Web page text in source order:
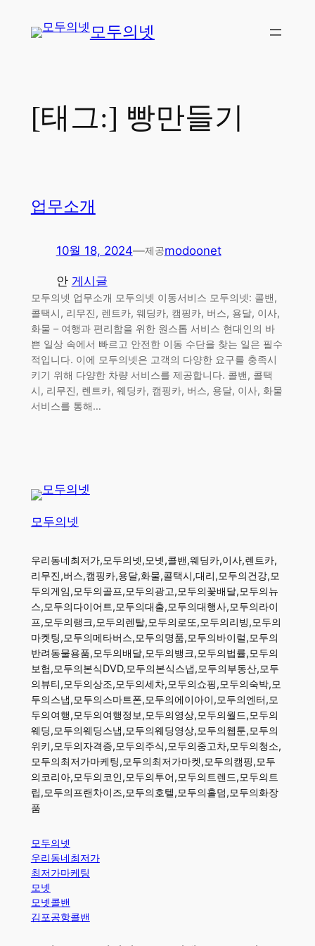
모두의넷
[태그:] 빵만들기
업무소개
10월 18, 2024—제공modoonet
안 게시글
모두의넷 업무소개 모두의넷 이동서비스 모두의넷: 콜밴,
콜택시, 리무진, 렌트카, 웨딩카, 캠핑카, 버스, 용달, 이사,
화물 – 여행과 편리함을 위한 원스톱 서비스 현대인의 바
쁜 일상 속에서 빠르고 안전한 이동 수단을 찾는 일은 필수
적입니다. 이에 모두의넷은 고객의 다양한 요구를 충족시
키기 위해 다양한 차량 서비스를 제공합니다. 콜밴, 콜택
시, 리무진, 렌트카, 웨딩카, 캠핑카, 버스, 용달, 이사, 화물
서비스를 통해…
모두의넷
우리동네최저가,모두의넷,모넷,콜밴,웨딩카,이사,렌트카,
리무진,버스,캠핑카,용달,화물,콜택시,대리,모두의건강,모
두의게임,모두의골프,모두의광고,모두의꽃배달,모두의뉴
스,모두의다이어트,모두의대출,모두의대행사,모두의라이
프,모두의랭크,모두의렌탈,모두의로또,모두의리빙,모두의
마켓팅,모두의메타버스,모두의명품,모두의바이럴,모두의
반려동물용품,모두의배달,모두의뱅크,모두의법률,모두의
보험,모두의본식DVD,모두의본식스냅,모두의부동산,모두
의뷰티,모두의상조,모두의세차,모두의쇼핑,모두의숙박,모
두의스냅,모두의스마트폰,모두의에이아이,모두의엔터,모
두의여행,모두의여행정보,모두의영상,모두의월드,모두의
웨딩,모두의웨딩스냅,모두의웨딩영상,모두의웹툰,모두의
위키,모두의자격증,모두의주식,모두의중고차,모두의청소,
모두의최저가마케팅,모두의최저가마켓,모두의캠핑,모두
의코리아,모두의코인,모두의투어,모두의트렌드,모두의트
립,모두의프랜차이즈,모두의호텔,모두의홀덤,모두의화장
품
모두의넷
우리동네최저가
최저가마케팅
모넷
모넷콜밴
김포공항콜밴